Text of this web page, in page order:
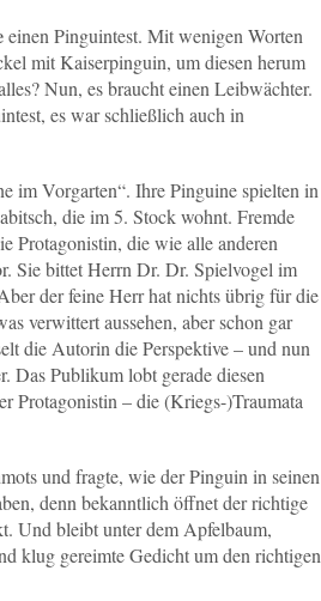
einen Pinguintest. Mit wenigen Worten
mit Kaiserpinguin, um diesen herum
Nun, es braucht einen Leibwächter.
es war schließlich auch in
im Vorgarten“. Ihre Pinguine spielten in
die im 5. Stock wohnt. Fremde
Protagonistin, die wie alle anderen
Sie bittet Herrn Dr. Dr. Spielvogel im
der feine Herr hat nichts übrig für die
verwittert aussehen, aber schon gar
die Autorin die Perspektive – und nun
Das Publikum lobt gerade diesen
Protagonistin – die (Kriegs-)Traumata
und fragte, wie der Pinguin in seinen
denn bekanntlich öffnet der richtige
Und bleibt unter dem Apfelbaum,
klug gereimte Gedicht um den richtigen